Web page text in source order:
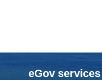
eGov services